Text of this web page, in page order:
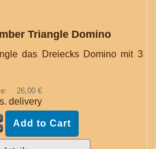
Triangle Domino
das Dreiecks Domino mit 3
26,00 €
delivery